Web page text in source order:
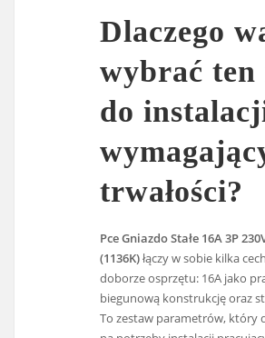
Dlaczego
wybrać ten
do
trwałości?
Pce Gniazdo Stałe 16A 3P
(1136K)łączy w sobie kilka
doborze osprzętu: 16A jako
biegunową konstrukcję oraz
To zestaw parametrów, który